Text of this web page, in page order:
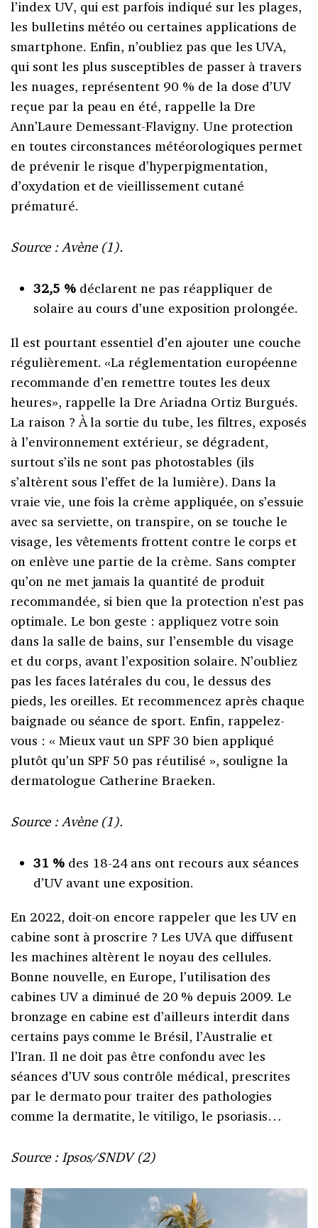
l’index UV, qui est parfois indiqué sur les plages,
les bulletins météo ou certaines applications de
smartphone. Enfin, n’oubliez pas que les UVA,
qui sont les plus susceptibles de passer à travers
les nuages, représentent 90 % de la dose d’UV
reçue par la peau en été, rappelle la Dre
Ann’Laure Demessant-Flavigny. Une protection
en toutes circonstances météorologiques permet
de prévenir le risque d’hyperpigmentation,
d’oxydation et de vieillissement cutané
prématuré.
Source : Avène (1).
32,5 %déclarent ne pas réappliquer de
solaire au cours d’une exposition prolongée.
Il est pourtant essentiel d’en ajouter une couche
régulièrement. «La réglementation européenne
recommande d’en remettre toutes les deux
heures», rappelle la Dre Ariadna Ortiz Burgués.
La raison ? À la sortie du tube, les filtres, exposés
à l’environnement extérieur, se dégradent,
surtout s’ils ne sont pas photostables (ils
s’altèrent sous l’effet de la lumière). Dans la
vraie vie, une fois la crème appliquée, on s’essuie
avec sa serviette, on transpire, on se touche le
visage, les vêtements frottent contre le corps et
on enlève une partie de la crème. Sans compter
qu’on ne met jamais la quantité de produit
recommandée, si bien que la protection n’est pas
optimale. Le bon geste : appliquez votre soin
dans la salle de bains, sur l’ensemble du visage
et du corps, avant l’exposition solaire. N’oubliez
pas les faces latérales du cou, le dessus des
pieds, les oreilles. Et recommencez après chaque
baignade ou séance de sport. Enfin, rappelez-
vous : « Mieux vaut un SPF 30 bien appliqué
plutôt qu’un SPF 50 pas réutilisé », souligne la
dermatologue Catherine Braeken.
Source : Avène (1).
31 %des 18-24 ans ont recours aux séances
d’UV avant une exposition.
En 2022, doit-on encore rappeler que les UV en
cabine sont à proscrire ? Les UVA que diffusent
les machines altèrent le noyau des cellules.
Bonne nouvelle, en Europe, l’utilisation des
cabines UV a diminué de 20 % depuis 2009. Le
bronzage en cabine est d’ailleurs interdit dans
certains pays comme le Brésil, l’Australie et
l’Iran. Il ne doit pas être confondu avec les
séances d’UV sous contrôle médical, prescrites
par le dermato pour traiter des pathologies
comme la dermatite, le vitiligo, le psoriasis…
Source : Ipsos/SNDV (2)